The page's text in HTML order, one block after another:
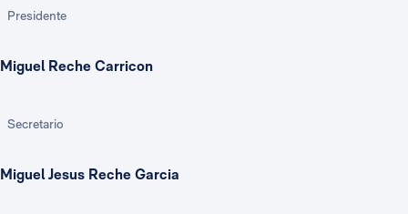
Presidente
Miguel Reche Carricon
Secretario
Miguel Jesus Reche Garcia